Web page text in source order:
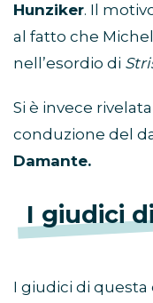
Hunziker. Il
al fatto che
nell’esordio di
Si è invece
conduzione del
Damante.
I giudici
I giudici di questa